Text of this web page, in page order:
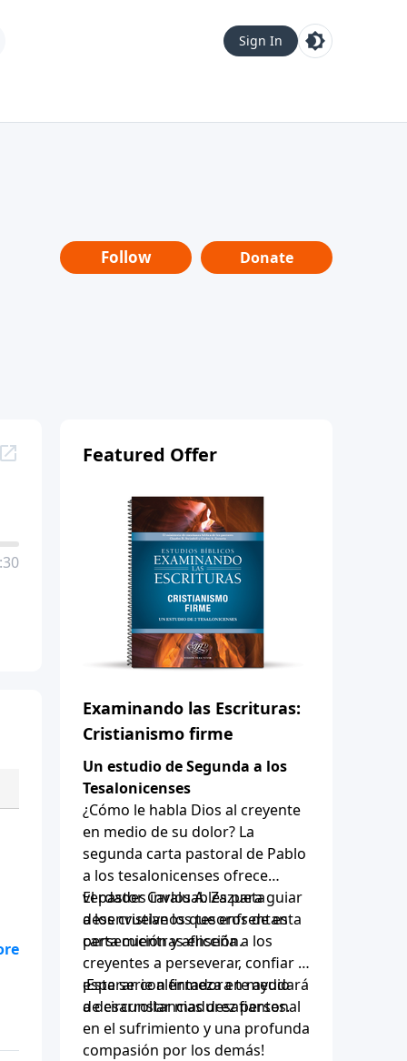
Sign In
Follow Donate
Featured Offer
Examinando las Escrituras:
Cristianismo firme
Un estudio de Segunda a los
Tesalonicenses
¿Cómo le habla Dios al creyente
en medio de su dolor? La
segunda carta pastoral de Pablo
a los tesalonicenses ofrece
verdades invaluables para guiar
a los cristianos que enfrentan
persecución y aflicción.
El pastor Carlos A. Zazueta
desenvuelve los tesoros de esta
carta mientras enseña a los
creyentes a perseverar, confiar y
esperar con firmeza en medio
de circunstancias desafiantes.
¡Esta serie alentadora te ayudará
a desarrollar madurez personal
en el sufrimiento y una profunda
compasión por los demás!